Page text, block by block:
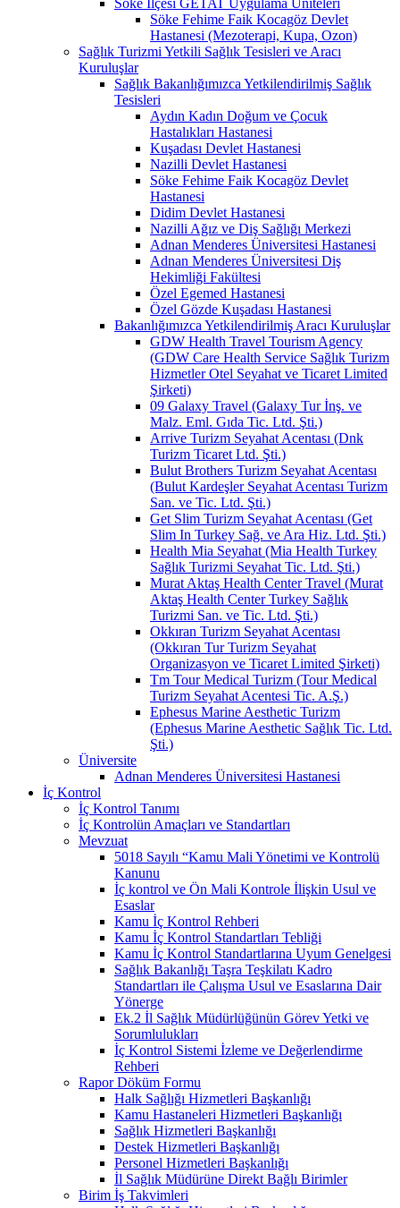
Söke Fehime Faik Kocagöz Devlet
Hastanesi (Mezoterapi, Kupa, Ozon)
Sağlık Turizmi Yetkili Sağlık Tesisleri ve Aracı
Kuruluşlar
Sağlık Bakanlığımızca Yetkilendirilmiş Sağlık
Tesisleri
Aydın Kadın Doğum ve Çocuk
Hastalıkları Hastanesi
Kuşadası Devlet Hastanesi
Nazilli Devlet Hastanesi
Söke Fehime Faik Kocagöz Devlet
Hastanesi
Didim Devlet Hastanesi
Nazilli Ağız ve Diş Sağlığı Merkezi
Adnan Menderes Üniversitesi Hastanesi
Adnan Menderes Üniversitesi Diş
Hekimliği Fakültesi
Özel Egemed Hastanesi
Özel Gözde Kuşadası Hastanesi
Bakanlığımızca Yetkilendirilmiş Aracı Kuruluşlar
GDW Health Travel Tourism Agency
(GDW Care Health Service Sağlık Turizm
Hizmetler Otel Seyahat ve Ticaret Limited
Şirketi)
09 Galaxy Travel (Galaxy Tur İnş. ve
Malz. Eml. Gıda Tic. Ltd. Şti.)
Arrive Turizm Seyahat Acentası (Dnk
Turizm Ticaret Ltd. Şti.)
Bulut Brothers Turizm Seyahat Acentası
(Bulut Kardeşler Seyahat Acentası Turizm
San. ve Tic. Ltd. Şti.)
Get Slim Turizm Seyahat Acentası (Get
Slim In Turkey Sağ. ve Ara Hiz. Ltd. Şti.)
Health Mia Seyahat (Mia Health Turkey
Sağlık Turizmi Seyahat Tic. Ltd. Şti.)
Murat Aktaş Health Center Travel (Murat
Aktaş Health Center Turkey Sağlık
Turizmi San. ve Tic. Ltd. Şti.)
Okkıran Turizm Seyahat Acentası
(Okkıran Tur Turizm Seyahat
Organizasyon ve Ticaret Limited Şirketi)
Tm Tour Medical Turizm (Tour Medical
Turizm Seyahat Acentesi Tic. A.Ş.)
Ephesus Marine Aesthetic Turizm
(Ephesus Marine Aesthetic Sağlık Tic. Ltd.
Şti.)
Üniversite
Adnan Menderes Üniversitesi Hastanesi
İç Kontrol
İç Kontrol Tanımı
İç Kontrolün Amaçları ve Standartları
Mevzuat
5018 Sayılı “Kamu Mali Yönetimi ve Kontrolü
Kanunu
İç kontrol ve Ön Mali Kontrole İlişkin Usul ve
Esaslar
Kamu İç Kontrol Rehberi
Kamu İç Kontrol Standartları Tebliği
Kamu İç Kontrol Standartlarına Uyum Genelgesi
Sağlık Bakanlığı Taşra Teşkilatı Kadro
Standartları ile Çalışma Usul ve Esaslarına Dair
Yönerge
Ek.2 İl Sağlık Müdürlüğünün Görev Yetki ve
Sorumlulukları
İç Kontrol Sistemi İzleme ve Değerlendirme
Rehberi
Rapor Döküm Formu
Halk Sağlığı Hizmetleri Başkanlığı
Kamu Hastaneleri Hizmetleri Başkanlığı
Sağlık Hizmetleri Başkanlığı
Destek Hizmetleri Başkanlığı
Personel Hizmetleri Başkanlığı
İl Sağlık Müdürüne Direkt Bağlı Birimler
Birim İş Takvimleri